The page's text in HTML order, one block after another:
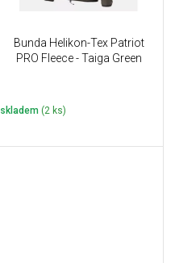
Bunda Helikon-Tex Patriot
PRO Fleece - Taiga Green
skladem (2 ks)